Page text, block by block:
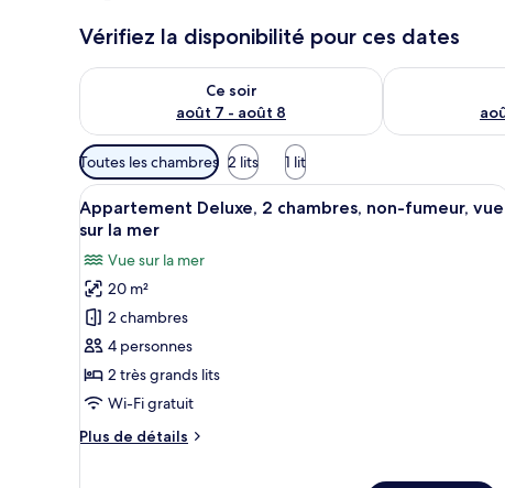
Vérifiez la disponibilité pour ces dates
Ce soir
août 7 - août 8
Vérifier la disponibilité pour ce soir août 7 - août 8
Vérifier la
Filtres
disponibles
pour
les
Toutes les chambres 2 lits 1 lit
Afficher
toutes
photos
pour
ce
type
de
chambre :
Deluxe,
Une chambre bien rangée,
11
Appartement Deluxe, 2 chambres, non-fumeur, vue
sur la mer
Vue sur la mer
20 m²
2 chambres
4 personnes
2 très grands lits
Wi-Fi gratuit
Plus de détails
Plus